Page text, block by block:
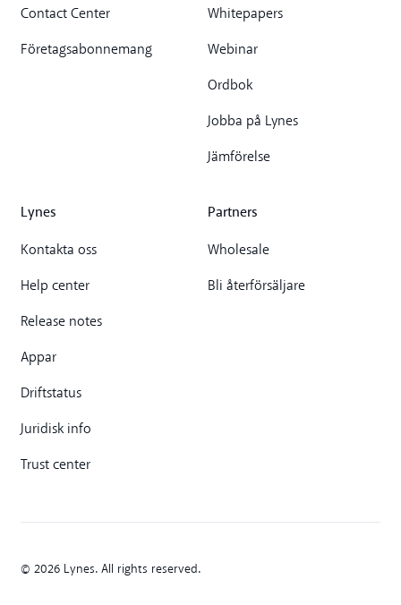
Contact Center
Företagsabonnemang
Whitepapers
Webinar
Ordbok
Jobba på Lynes
Jämförelse
Lynes
Kontakta oss
Help center
Release notes
Appar
Driftstatus
Juridisk info
Trust center
Partners
Wholesale
Bli återförsäljare
© 2026 Lynes. All rights reserved.